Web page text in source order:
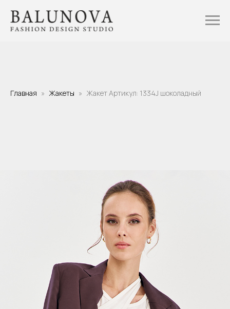
Главная Жакеты Жакет Артикул: 1334J шоколадный